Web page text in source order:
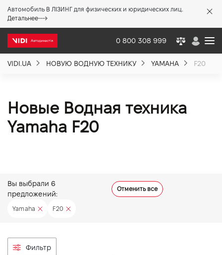
Автомобиль В ЛІЗИНГ для физических и юридических лиц.
Детальнее
0 800 308 999
VIDI.UA НОВУЮ ВОДНУЮ ТЕХНИКУ YAMAHA F20
Новые Водная техника
Yamaha F20
Вы выбрали 6
предложений:
Отменить все
Yamaha F20
Фильтр
Акции %
Новости